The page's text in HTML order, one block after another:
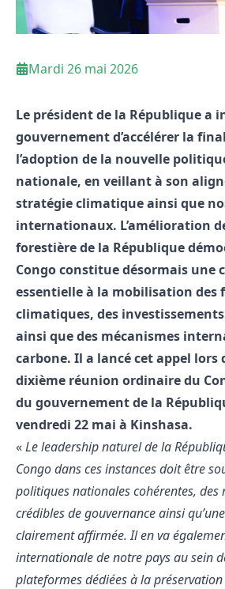
Mardi 26 mai 2026
Le président de la République a
gouvernement d’accélérer la
l’adoption de la nouvelle
nationale, en veillant à son
stratégie climatique ainsi que
internationaux. L’amélioration
forestière de la République
Congo constitue désormais une
essentielle à la mobilisation des
climatiques, des
ainsi que des mécanismes
carbone. Il a lancé cet appel
dixième réunion ordinaire du
du gouvernement de la
vendredi 22 mai à Kinshasa.
«Le leadership naturel de la
Congo dans ces instances doit être
politiques nationales cohérentes, des
crédibles de gouvernance ainsi
clairement affirmée. Il en va
internationale de notre pays au sein
plateformes dédiées à la